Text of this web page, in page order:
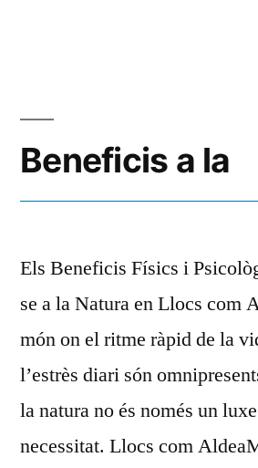
Beneficis a la
Els Beneficis Físics i
se a la Natura en Llocs com
món on el ritme ràpid de la
l’estrès diari són
la natura no és només un
necessitat. Llocs com